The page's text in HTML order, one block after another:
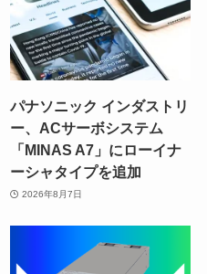
パナソニック インダストリ
ー、ACサーボシステム
「MINAS A7」にローイナ
ーシャタイプを追加
2026年8月7日